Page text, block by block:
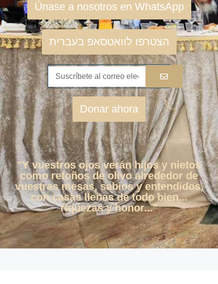
Únase a nosotros en WhatsApp
הצטרפו לוואטסאפ בעברית
Donar ahora
"Y vuestros ojos verán hijos y nietos
como retoños de olivo alrededor de
vuestras mesas, sabios y entendidos,
con casas llenas de todo bien...
riquezas y honor..."